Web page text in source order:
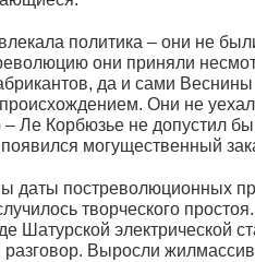
политика – они не
они приняли
да и сами
Они не
Ле Корбюзье не допустил
могущественный
даты постреволюционных
творческого
Шатурской электрической
разговор. Выросли